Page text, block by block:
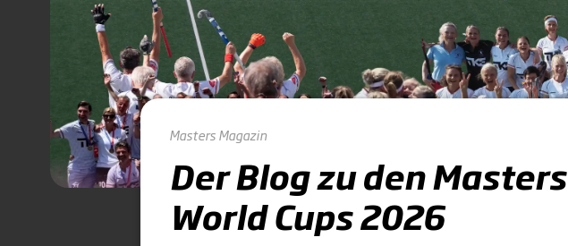
MastersMagazin
Der Blog zu den Masters
World Cups 2026